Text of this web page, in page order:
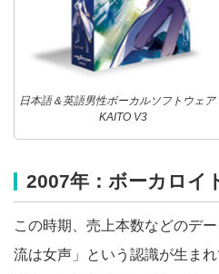
日本語＆英語男性ボーカルソフトウェア
KAITO V3
2007年：ボーカロイ
この時期、売上本数などのデ
流は女声」という認識が生まれ